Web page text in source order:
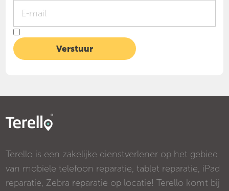
Terello is een zakelijke dienstverlener op het gebied
van mobiele telefoon reparatie, tablet reparatie, iPad
reparatie, Zebra reparatie op locatie! Terello komt bij